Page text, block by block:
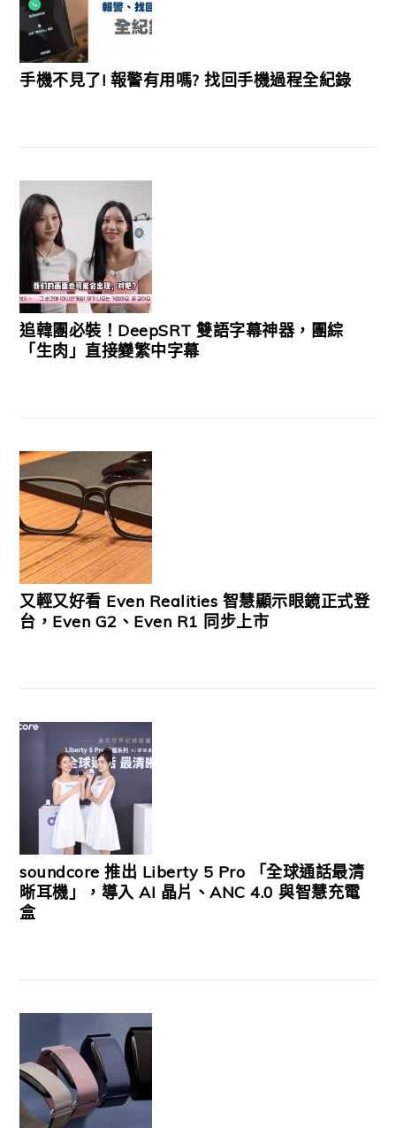
手機不見了! 報警有用嗎? 找回手機過程全紀錄
追韓團必裝！DeepSRT 雙語字幕神器，團綜
「生肉」直接變繁中字幕
又輕又好看 Even Realities 智慧顯示眼鏡正式登
台，Even G2、Even R1 同步上市
soundcore 推出 Liberty 5 Pro 「全球通話最清
晰耳機」，導入 AI 晶片、ANC 4.0 與智慧充電
盒